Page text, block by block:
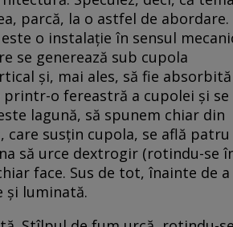
parcă, la o astfel de abordare.
o instalaţie în sensul
se generează sub cupola
şi, mai ales, să fie absorbită
printr-o fereastră a cupolei şi se
lagună, să spunem chiar din
susţin cupola, se află patru
să urce dextrogir (rotindu-se
face. Sus de tot, înainte de a
şi luminată.